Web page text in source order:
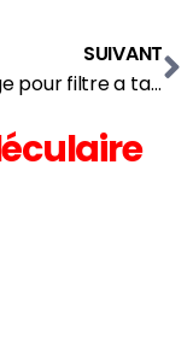
SUIVANT
Recharge pour filtre a tamis moleculaire